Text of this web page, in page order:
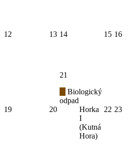
12 13 14 15 16
19 20
21
Biologický
odpad
Horka
I
(Kutná
Hora)
22 23